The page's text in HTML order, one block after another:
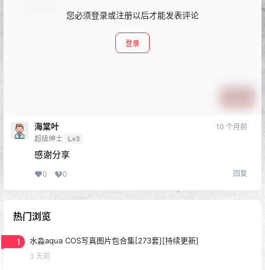
您必须登录或注册以后才能发表评论
登录
海棠叶
超级绅士 Lv3
10 个月前
感谢分享
0 0 回复
热门浏览
1 水淼aqua COS写真图片包合集[273套][持续更新]
3 天前